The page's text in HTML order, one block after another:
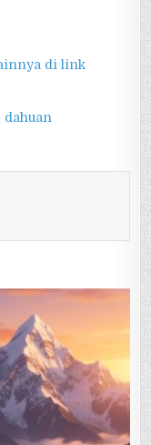
di link
dahuan